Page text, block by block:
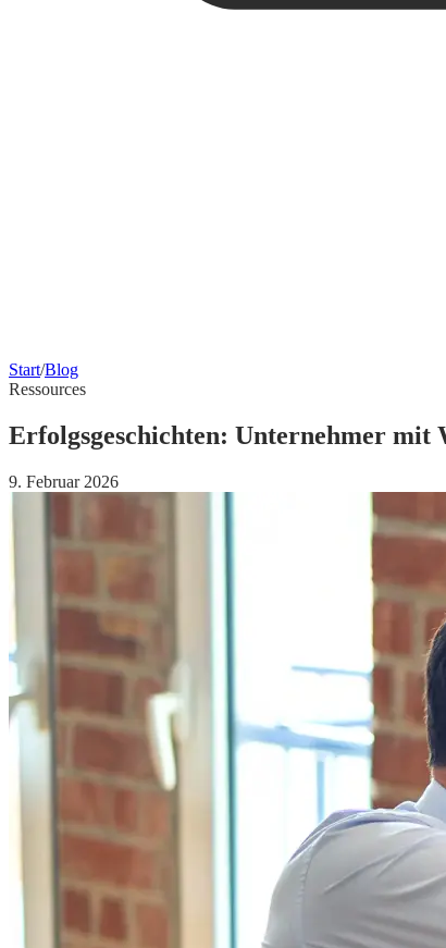
Start/Blog
Ressources
Erfolgsgeschichten: Unternehmer mit
9. Februar 2026